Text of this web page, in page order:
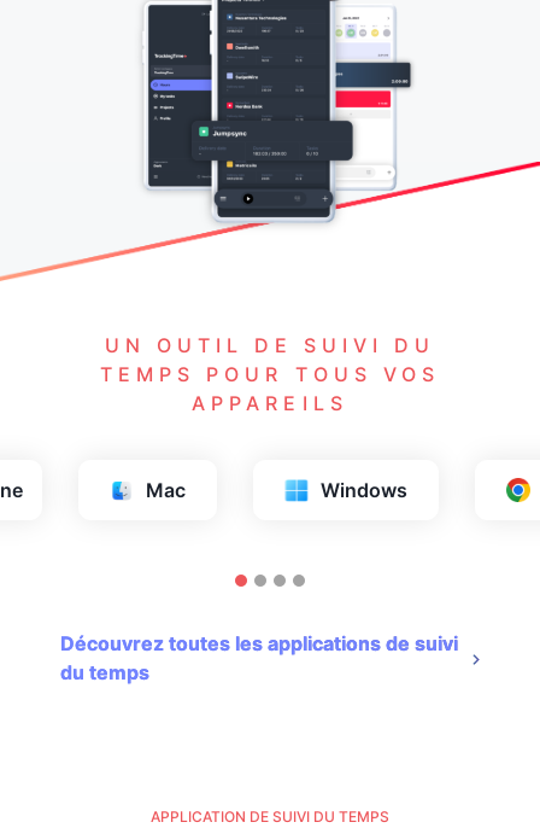
UN OUTIL DE SUIVI DU
TEMPS POUR TOUS VOS
APPAREILS
Chrome Firefox
Découvrez toutes les applications de suivi
du temps
APPLICATION DE SUIVI DU TEMPS